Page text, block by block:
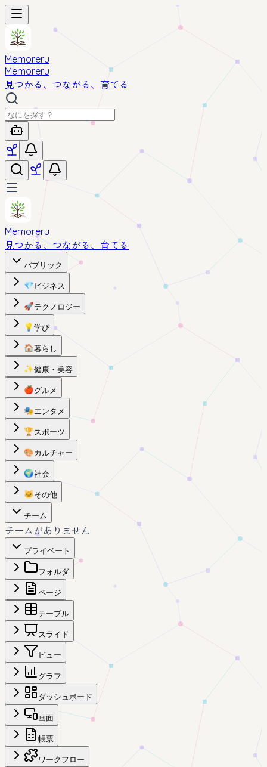
Memoreru
Memoreru
見つかる、つながる、育てる
Memoreru
見つかる、つながる、育てる
パブリック
💎 ビジネス
🚀テクノロジー
💡 学び
🏠暮らし
✨健康・美容
🍎グルメ
🎭エンタメ
🏆スポーツ
🎨カルチャー
🌍社会
🐱 その他
チーム
チームがありません
プライベート
フォルダ
ページ
テーブル
スライド
ビュー
グラフ
ダッシュボード
画面
帳票
ワークフロー